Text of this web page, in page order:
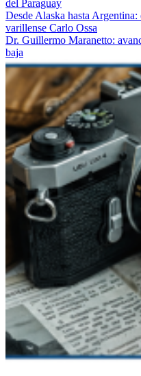
del Paraguay
Desde Alaska hasta
varillense Carlo Ossa
Dr. Guillermo Maranetto:
baja